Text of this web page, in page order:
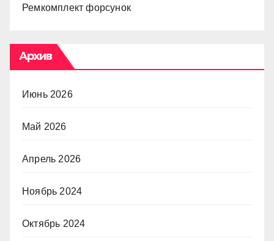
Ремкомплект форсунок
Архив
Июнь 2026
Май 2026
Апрель 2026
Ноябрь 2024
Октябрь 2024